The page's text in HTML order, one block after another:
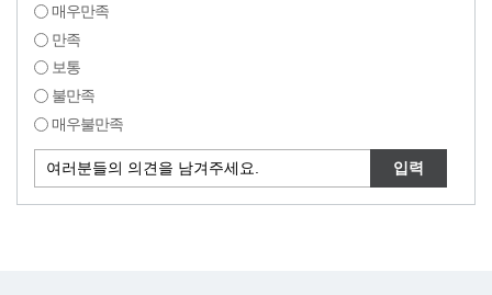
매우만족
만족
보통
불만족
매우불만족